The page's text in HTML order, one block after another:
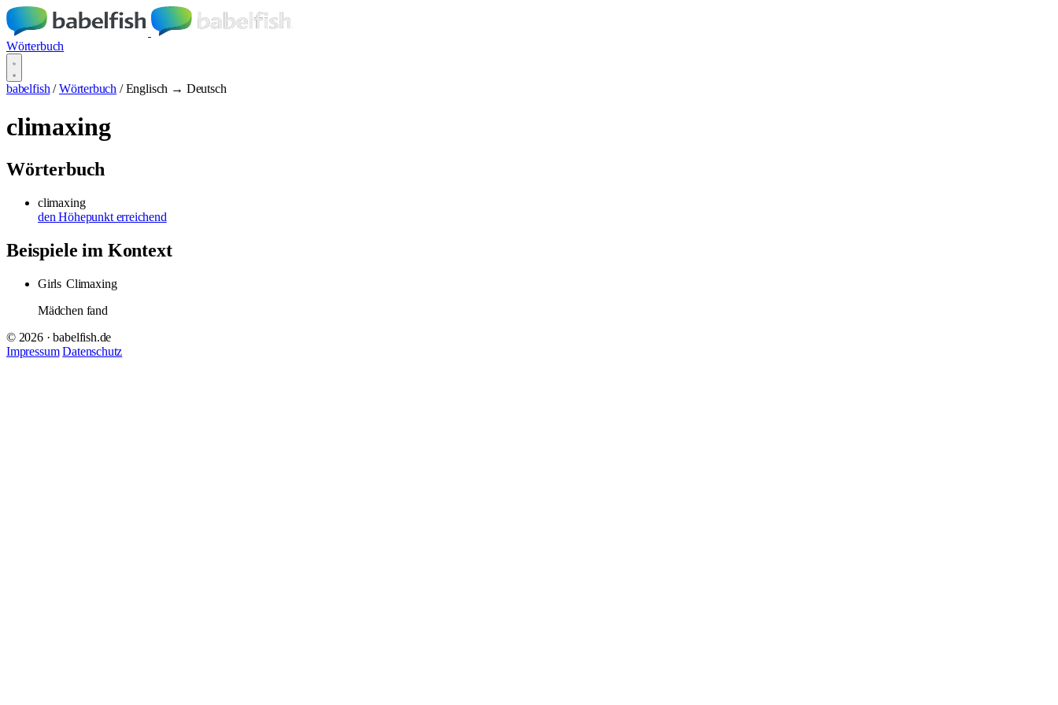
Wörterbuch
babelfish / Wörterbuch / Englisch → Deutsch
climaxing
Wörterbuch
climaxing
den Höhepunkt erreichend
Beispiele im Kontext
Girls Climaxing
Mädchen fand
© 2026 · babelfish.de
Impressum Datenschutz